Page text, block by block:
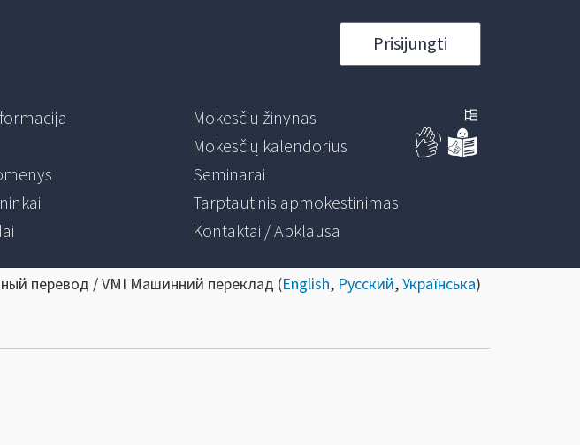
Prisijungti
Mokesčių žinynas
Mokesčių kalendorius
Seminarai
Tarptautinis apmokestinimas
Kontaktai / Apklausa
перевод / VMI Машинний переклад (English, Русский,Українська)